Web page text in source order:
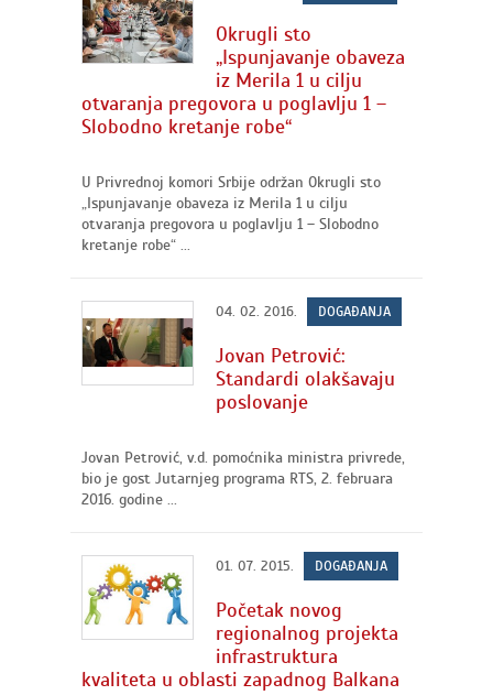
Okrugli sto
„Ispunjavanje obaveza
iz Merila 1 u cilju
otvaranja pregovora u poglavlju 1 –
Slobodno kretanje robe“
U Privrednoj komori Srbije održan Okrugli sto
„Ispunjavanje obaveza iz Merila 1 u cilju
otvaranja pregovora u poglavlju 1 – Slobodno
kretanje robe“ ...
04. 02. 2016. DOGAĐANJA
Jovan Petrović:
Standardi olakšavaju
poslovanje
Jovan Petrović, v.d. pomoćnika ministra privrede,
bio je gost Jutarnjeg programa RTS, 2. februara
2016. godine ...
01. 07. 2015. DOGAĐANJA
Početak novog
regionalnog projekta
infrastruktura
kvaliteta u oblasti zapadnog Balkana